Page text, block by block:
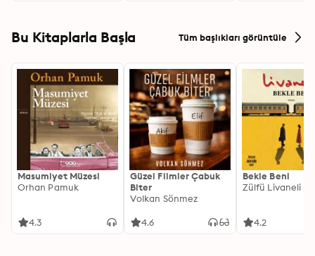
Bu Kitaplarla Başla Tüm başlıkları görüntüle
Masumiyet Müzesi
Orhan Pamuk
4.3
Güzel Filmler Çabuk
Biter
Volkan Sönmez
4.6
Bekle Beni
Zülfü Livaneli
4.2